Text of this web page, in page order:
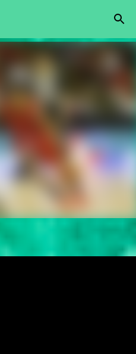
principal